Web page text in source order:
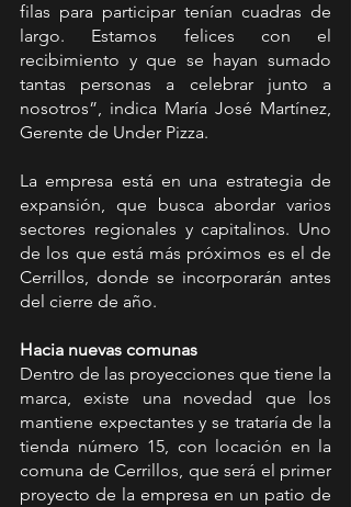
filas para participar tenían cuadras de
largo. Estamos felices con el
recibimiento y que se hayan sumado
tantas personas a celebrar junto a
nosotros”, indica María José Martínez,
Gerente de Under Pizza.
La empresa está en una estrategia de
expansión, que busca abordar varios
sectores regionales y capitalinos. Uno
de los que está más próximos es el de
Cerrillos, donde se incorporarán antes
del cierre de año.
Hacia nuevas comunas
Dentro de las proyecciones que tiene la
marca, existe una novedad que los
mantiene expectantes y se trataría de la
tienda número 15, con locación en la
comuna de Cerrillos, que será el primer
proyecto de la empresa en un patio de